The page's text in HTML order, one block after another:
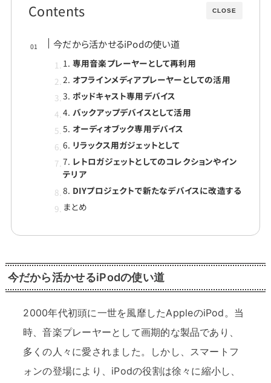
CLOSE
Contents
今だから活かせるiPodの使い道
1. 専用音楽プレーヤーとして再利用
2. オフラインメディアプレーヤーとしての活用
3. ポッドキャスト専用デバイス
4. バックアップデバイスとして活用
5. オーディオブック専用デバイス
6. リラックス用ガジェットとして
7. レトロガジェットとしてのコレクションやイン
テリア
8. DIYプロジェクトで新たなデバイスに改造する
まとめ
今だから活かせるiPodの使い道
2000年代初頭に一世を風靡したAppleのiPod。当
時、音楽プレーヤーとして画期的な製品であり、
多くの人々に愛されました。しかし、スマートフ
ォンの登場により、iPodの役割は徐々に縮小し、